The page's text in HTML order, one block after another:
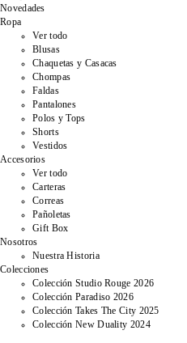
Novedades
Ropa
Ver todo
Blusas
Chaquetas y Casacas
Chompas
Faldas
Pantalones
Polos y Tops
Shorts
Vestidos
Accesorios
Ver todo
Carteras
Correas
Pañoletas
Gift Box
Nosotros
Nuestra Historia
Colecciones
Colección Studio Rouge 2026
Colección Paradiso 2026
Colección Takes The City 2025
Colección New Duality 2024